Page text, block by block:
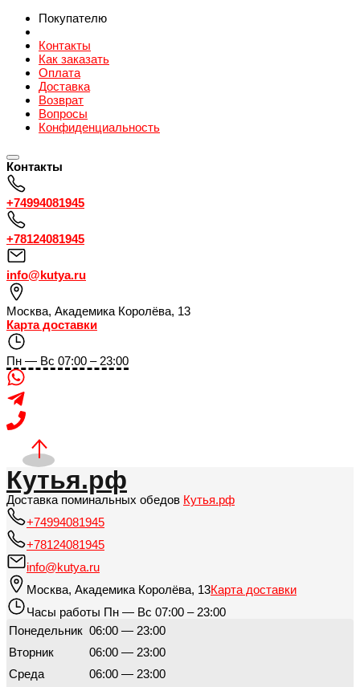
Покупателю
Контакты
Как заказать
Оплата
Доставка
Возврат
Вопросы
Конфиденциальность
Контакты
+74994081945
+78124081945
info@kutya.ru
Москва, Академика Королёва, 13
Карта доставки
Пн — Вс 07:00 – 23:00
Кутья.рф
Доставка поминальных обедов Кутья.рф
+74994081945
+78124081945
info@kutya.ru
Москва, Академика Королёва, 13Карта доставки
Часы работы Пн — Вс 07:00 – 23:00
Понедельник 06:00 — 23:00
Вторник
06:00 — 23:00
Среда
06:00 — 23:00